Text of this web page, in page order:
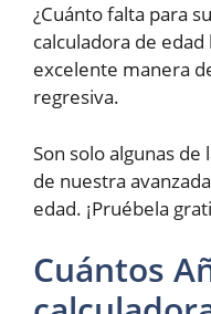
¿Cuánto falta para
calculadora de edad
excelente manera
regresiva.
Son solo algunas
de nuestra
edad. ¡Pruébela
Cuántos